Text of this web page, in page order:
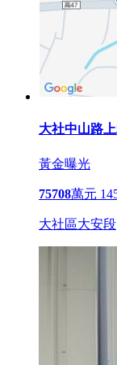
大社中山路
黃金曝光
75708萬元
大社區大安段